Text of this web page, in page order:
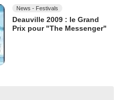
News - Festivals
Deauville 2009 : le Grand
Prix pour "The Messenger"